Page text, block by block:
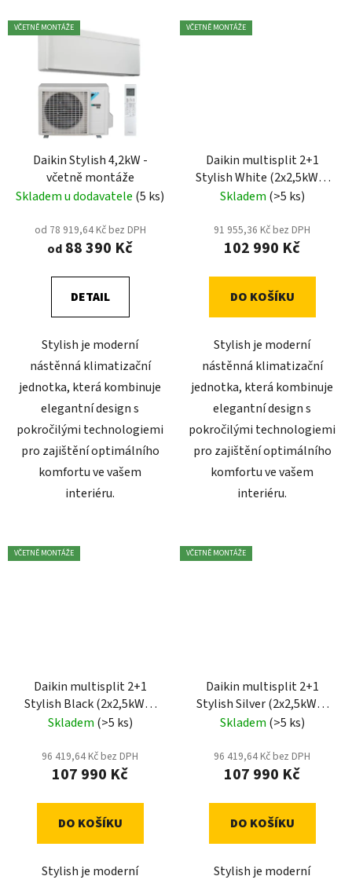
VČETNĚ MONTÁŽE
Daikin Stylish 4,2kW -
včetně montáže
Skladem u dodavatele (5 ks)
od 78 919,64 Kč bez DPH
od 88 390 Kč
DETAIL
Stylish je moderní
nástěnná klimatizační
jednotka, která kombinuje
elegantní design s
pokročilými technologiemi
pro zajištění optimálního
komfortu ve vašem
interiéru.
VČETNĚ MONTÁŽE
Daikin multisplit 2+1
Stylish White (2x2,5kW) -
včetně montáže
Skladem (>5 ks)
91 955,36 Kč bez DPH
102 990 Kč
DO KOŠÍKU
Stylish je moderní
nástěnná klimatizační
jednotka, která kombinuje
elegantní design s
pokročilými technologiemi
pro zajištění optimálního
komfortu ve vašem
interiéru.
VČETNĚ MONTÁŽE
Daikin multisplit 2+1
Stylish Black (2x2,5kW) -
včetně montáže
Skladem (>5 ks)
96 419,64 Kč bez DPH
107 990 Kč
DO KOŠÍKU
Stylish je moderní
VČETNĚ MONTÁŽE
Daikin multisplit 2+1
Stylish Silver (2x2,5kW) -
včetně montáže
Skladem (>5 ks)
96 419,64 Kč bez DPH
107 990 Kč
DO KOŠÍKU
Stylish je moderní